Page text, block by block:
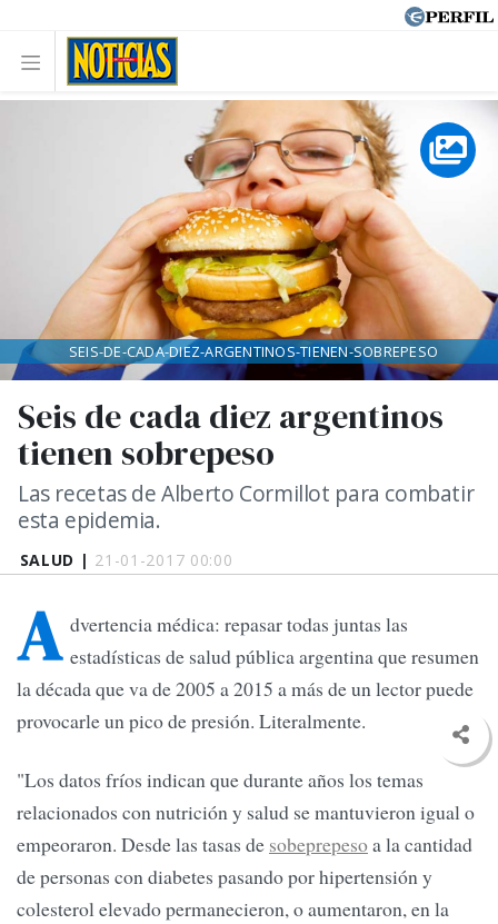
SALUD | 21-01-2017 00:00
Seis de cada diez argentinos
tienen sobrepeso
Las recetas de Alberto Cormillot para combatir
esta epidemia.
SEIS-DE-CADA-DIEZ-ARGENTINOS-TIENEN-SOBREPESO
A dvertencia médica: repasar todas juntas las
estadísticas de salud pública argentina que resumen
la década que va de 2005 a 2015 a más de un lector puede
provocarle un pico de presión. Literalmente.
"Los datos fríos indican que durante años los temas
relacionados con nutrición y salud se mantuvieron igual o
empeoraron. Desde las tasas de sobeprepesoa la cantidad
de personas con diabetes pasando por hipertensión y
colesterol elevado permanecieron, o aumentaron, en la